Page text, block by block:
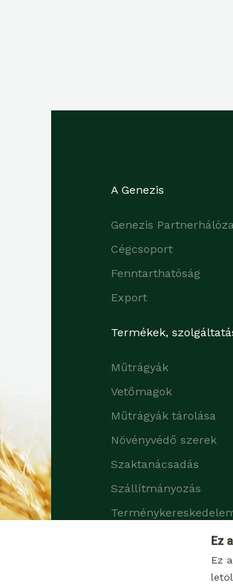
Ez
Ez
A Genezis
Genezis
Cégcsoport
Fenntarthatóság
Export
Termékek,
Műtrágyák
Vetőmagok
Műtrágyák tárolása
Növényvédő szerek
Szaktanácsadás
Szállítmányozás
Zöldtrágya növények